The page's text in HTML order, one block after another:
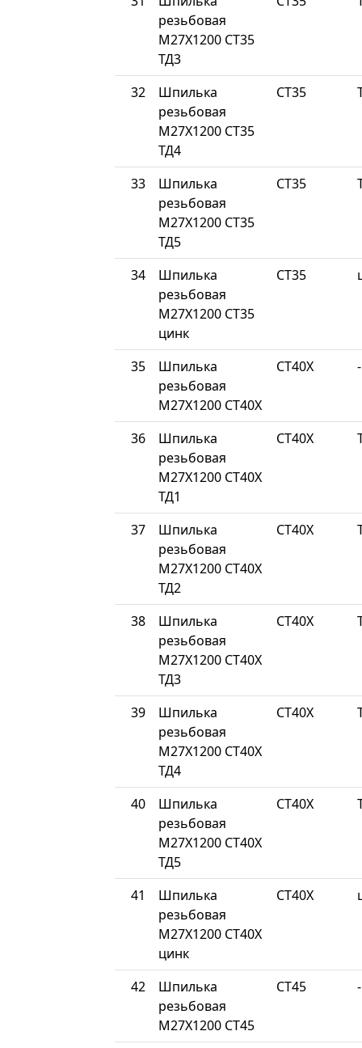
резьбовая
М27Х1200 СТ35
ТД3
32
Шпилька
резьбовая
М27Х1200 СТ35
ТД4
СТ35
33
Шпилька
резьбовая
М27Х1200 СТ35
ТД5
СТ35
34
Шпилька
резьбовая
М27Х1200 СТ35
цинк
СТ35
35
Шпилька
резьбовая
М27Х1200 СТ40Х
СТ40Х -
36
Шпилька
резьбовая
М27Х1200 СТ40Х
ТД1
СТ40Х
37
Шпилька
резьбовая
М27Х1200 СТ40Х
ТД2
СТ40Х
38
Шпилька
резьбовая
М27Х1200 СТ40Х
ТД3
СТ40Х
39
Шпилька
резьбовая
М27Х1200 СТ40Х
ТД4
СТ40Х
40
Шпилька
резьбовая
М27Х1200 СТ40Х
ТД5
СТ40Х
41
Шпилька
резьбовая
М27Х1200 СТ40Х
цинк
СТ40Х
42
Шпилька
резьбовая
М27Х1200 СТ45
СТ45 -